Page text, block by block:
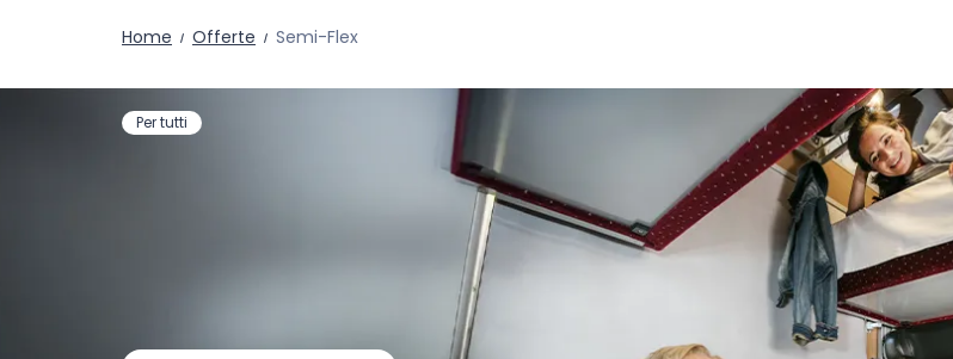
Home Offerte Semi-Flex
Per tutti